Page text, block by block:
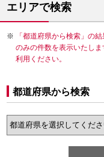
エリアで検索
「都道府県から検索」の
のみの件数を表示いたし
利用ください。
都道府県から検索